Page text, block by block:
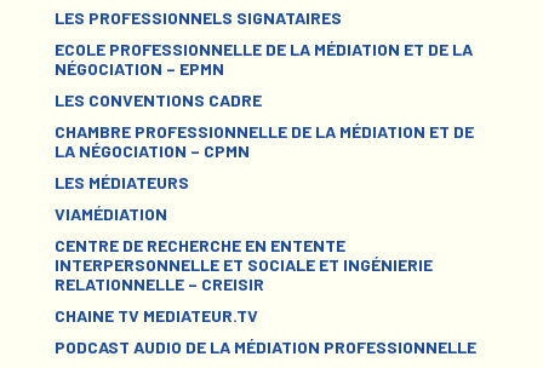
LES PROFESSIONNELS SIGNATAIRES
ECOLE PROFESSIONNELLE DE LA MÉDIATION ET DE LA
NÉGOCIATION – EPMN
LES CONVENTIONS CADRE
CHAMBRE PROFESSIONNELLE DE LA MÉDIATION ET DE
LA NÉGOCIATION – CPMN
LES MÉDIATEURS
VIAMÉDIATION
CENTRE DE RECHERCHE EN ENTENTE
INTERPERSONNELLE ET SOCIALE ET INGÉNIERIE
RELATIONNELLE – CREISIR
CHAINE TV MEDIATEUR.TV
PODCAST AUDIO DE LA MÉDIATION PROFESSIONNELLE